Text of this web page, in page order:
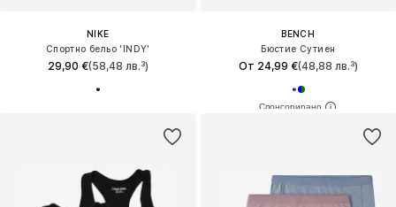
NIKE
Спортно бельо 'INDY'
29,90 €(58,48 лв.³)
BENCH
Бюстие Сутиен
От 24,99 €(48,88 лв.³)